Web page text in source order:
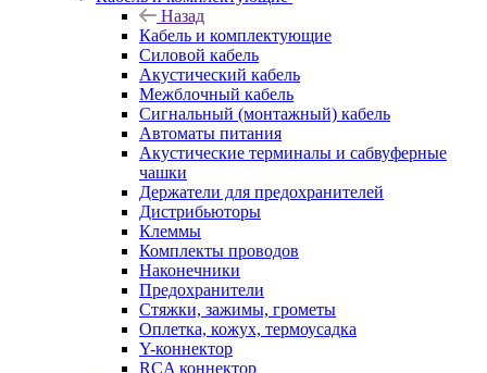
Назад
Кабель и комплектующие
Силовой кабель
Акустический кабель
Межблочный кабель
Сигнальный (монтажный) кабель
Автоматы питания
Акустические терминалы и сабвуферные
чашки
Держатели для предохранителей
Дистрибьюторы
Клеммы
Комплекты проводов
Наконечники
Предохранители
Стяжки, зажимы, грометы
Оплетка, кожух, термоусадка
Y-коннектор
RCA коннектор